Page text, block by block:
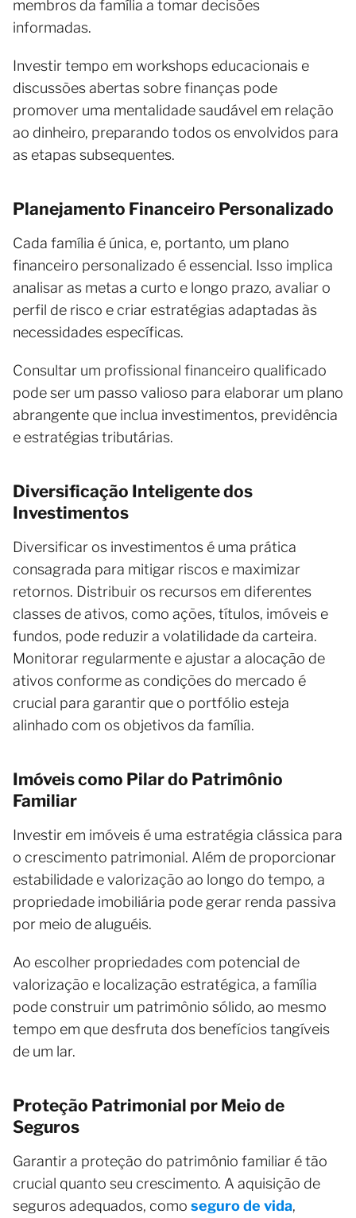
membros da família a tomar decisões
informadas.
Investir tempo em workshops educacionais e
discussões abertas sobre finanças pode
promover uma mentalidade saudável em relação
ao dinheiro, preparando todos os envolvidos para
as etapas subsequentes.
Planejamento Financeiro Personalizado
Cada família é única, e, portanto, um plano
financeiro personalizado é essencial. Isso implica
analisar as metas a curto e longo prazo, avaliar o
perfil de risco e criar estratégias adaptadas às
necessidades específicas.
Consultar um profissional financeiro qualificado
pode ser um passo valioso para elaborar um plano
abrangente que inclua investimentos, previdência
e estratégias tributárias.
Diversificação Inteligente dos
Investimentos
Diversificar os investimentos é uma prática
consagrada para mitigar riscos e maximizar
retornos. Distribuir os recursos em diferentes
classes de ativos, como ações, títulos, imóveis e
fundos, pode reduzir a volatilidade da carteira.
Monitorar regularmente e ajustar a alocação de
ativos conforme as condições do mercado é
crucial para garantir que o portfólio esteja
alinhado com os objetivos da família.
Imóveis como Pilar do Patrimônio
Familiar
Investir em imóveis é uma estratégia clássica para
o crescimento patrimonial. Além de proporcionar
estabilidade e valorização ao longo do tempo, a
propriedade imobiliária pode gerar renda passiva
por meio de aluguéis.
Ao escolher propriedades com potencial de
valorização e localização estratégica, a família
pode construir um patrimônio sólido, ao mesmo
tempo em que desfruta dos benefícios tangíveis
de um lar.
Proteção Patrimonial por Meio de
Seguros
Garantir a proteção do patrimônio familiar é tão
crucial quanto seu crescimento. A aquisição de
seguros adequados, como seguro de vida,